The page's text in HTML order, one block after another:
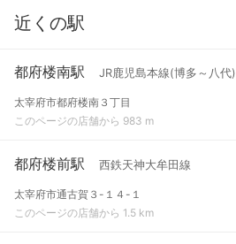
近くの駅
都府楼南駅 JR鹿児島本線(博多～八代)
太宰府市都府楼南３丁目
このページの店舗から 983 m
都府楼前駅 西鉄天神大牟田線
太宰府市通古賀３-１４-１
このページの店舗から 1.5 km